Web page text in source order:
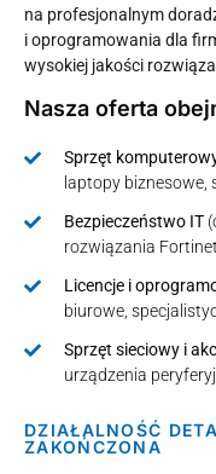
na profesjonalnym
i oprogramowania dla
wysokiej jakości
Nasza oferta
Sprzęt
laptopy biznesowe,
Bezpieczeństwo IT
rozwiązania
Licencje i
biurowe,
Sprzęt sieciowy i
urządzenia
DZIAŁALNOŚĆ
ZAKOŃCZONA